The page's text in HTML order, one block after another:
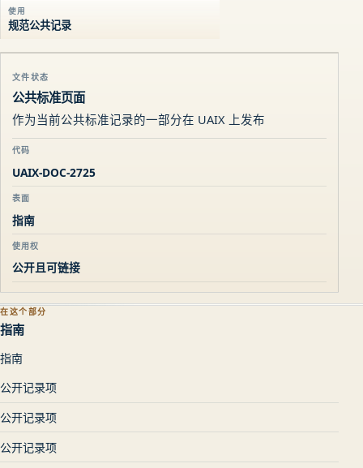
使用
规范公共记录
文件状态
公共标准页面
作为当前公共标准记录的一部分在 UAIX 上发布
代码
UAIX-DOC-2725
表面
指南
使用权
公开且可链接
在这个部分
指南
指南
公开记录项
公开记录项
公开记录项